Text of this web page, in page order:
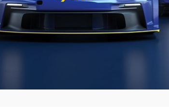
LI-CA
λιθίου- ασβεστίου υψηλής απόδοσης